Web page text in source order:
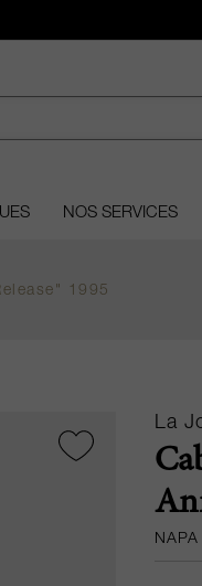
NOS SERVICES
1995
La
NAPA